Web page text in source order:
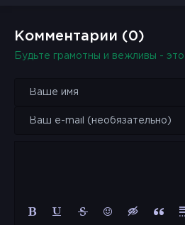
Комментарии (0)
Будьте грамотны и вежливы - это